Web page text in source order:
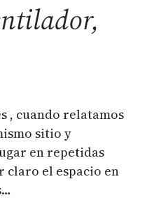
, cuando relatamos
sitio y
en repetidas
claro el espacio en